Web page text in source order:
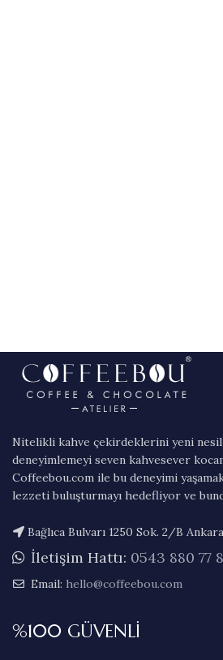
Nitelikli kahve çekirdeklerini yeni
deneyimlemeyi seven kahvesever
Coffeebou.com ile bu deneyimi
lezzeti buluşturmayı hedefliyor ve
Bağlıca Bulvarı 1250 Sok. 2/B Ankara
İletişim Hattı: 0543 880 77
Email: hello@coffeebou.com
%100 GÜVENLİ